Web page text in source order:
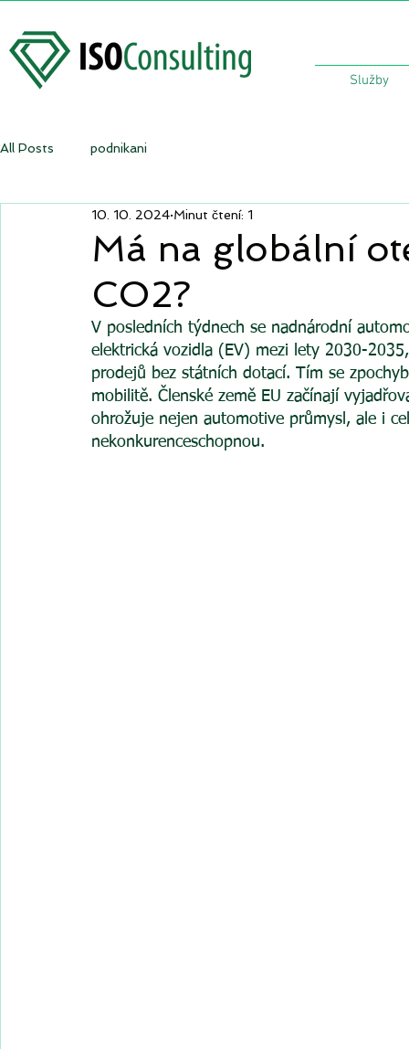
Služby
All Posts podnikani
Má na globální
CO2?
10. 10. 2024 Minut čtení: 1
V posledních týdnech se nadnárodní
elektrická vozidla (EV) mezi lety 2030-
prodejů bez státních dotací. Tím se
mobilitě. Členské země EU začínají
ohrožuje nejen automotive průmysl, ale i
nekonkurenceschopnou.